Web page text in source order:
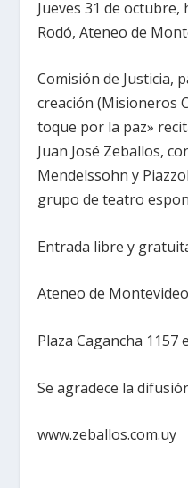
Jueves 31 de octubre,
Rodó, Ateneo de
Comisión de Justicia,
creación (Misioneros
toque por la paz»
Juan José Zeballos,
Mendelssohn y
grupo de teatro
Entrada libre y
Ateneo de
Plaza Cagancha 1157
Se agradece la
www.zeballos.com.uy